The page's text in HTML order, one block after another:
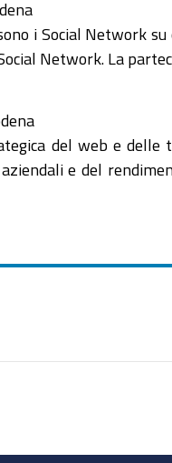
i Social Network
Network. La
del web e delle
e del